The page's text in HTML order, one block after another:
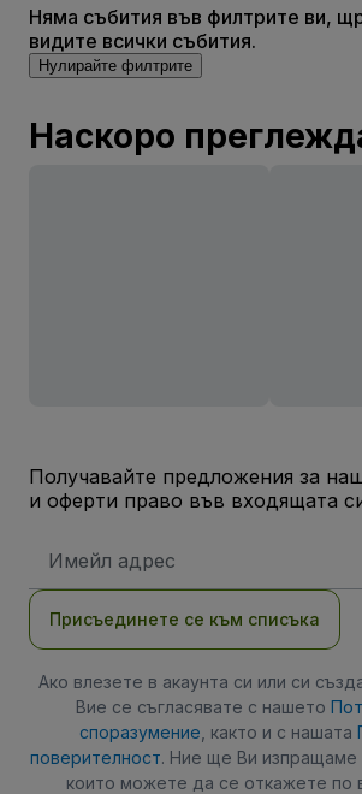
Няма събития във филтрите ви,
видите всички събития.
Нулирайте филтрите
Наскоро
Получавайте предложения за
и оферти право във входящата
адрес
Присъединете се към списъка
Ако влезете в акаунта си или си
Вие се съгласявате с нашето
споразумение , както и с нашата
поверителност. Ние ще Ви изпращаме
които можете да се откажете по